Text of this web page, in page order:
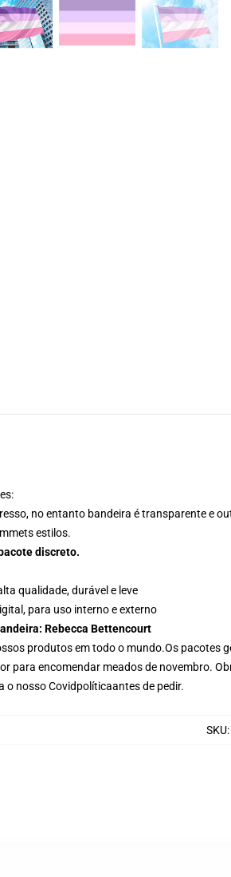
no entanto bandeira é transparente e
estilos.
discreto.
qualidade, durável e leve
para uso interno e externo
Rebecca Bettencourt
produtos em todo o mundo.Os pacotes
para encomendar meados de novembro.
o nosso Covidpolíticaantes de pedir.
SKU: